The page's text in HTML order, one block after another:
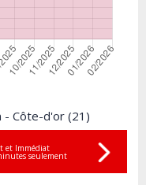
- Côte-d'or (21)
et Immédiat
seulement